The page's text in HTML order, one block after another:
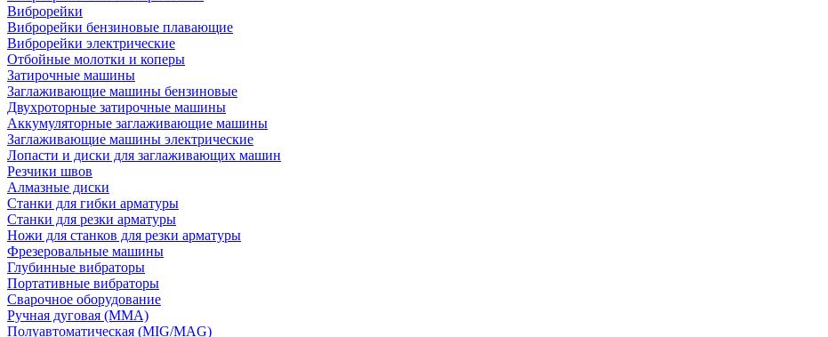
Виброрейки
Виброрейки бензиновые плавающие
Виброрейки электрические
Отбойные молотки и коперы
Затирочные машины
Заглаживающие машины бензиновые
Двухроторные затирочные машины
Аккумуляторные заглаживающие машины
Заглаживающие машины электрические
Лопасти и диски для заглаживающих машин
Резчики швов
Алмазные диски
Станки для гибки арматуры
Станки для резки арматуры
Ножи для станков для резки арматуры
Фрезеровальные машины
Глубинные вибраторы
Портативные вибраторы
Сварочное оборудование
Ручная дуговая (MMA)
Полуавтоматическая (MIG/MAG)